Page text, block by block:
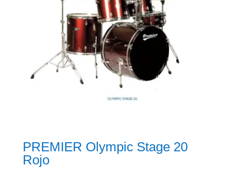
PREMIER Olympic Stage 20
Rojo